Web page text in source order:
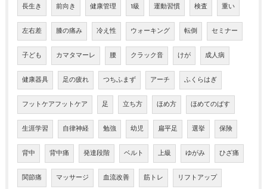
長生き 前向き 健康管理 1級 運動習慣 検査 重い
左右差 膝の痛み 冷え性 ウォーキング 転倒 セミナー
子ども カマタマーレ 腰 クラック音 けが 成人病
健康器具 足の疲れ つちふまず アーチ ふくらはぎ
フットケアフットケア 足 立ち方 ほめ方 ほめてのばす
生涯学習 自律神経 勉強 幼児 扁平足 選挙 保険
背中 背中痛 発達段階 ベルト 上級 ゆがみ ひざ痛
関節痛 マッサージ 血流改善 筋トレ リフトアップ